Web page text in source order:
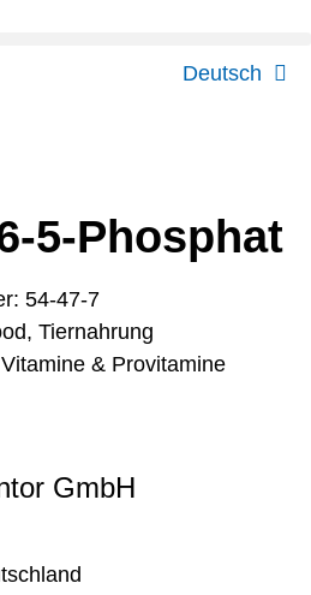
Deutsch
5-Phosphat
54-47-7
, Tiernahrung
Vitamine & Provitamine
GmbH